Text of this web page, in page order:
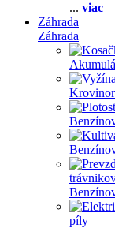
... viac
Záhrada
Záhrada
píly